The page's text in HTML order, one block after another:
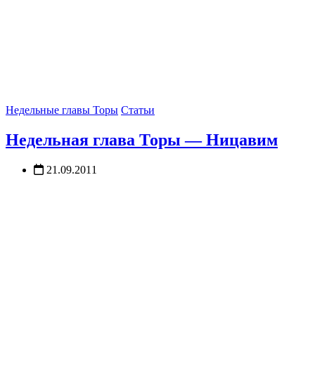
Недельные главы Торы Статьи
Недельная глава Торы — Ницавим
21.09.2011